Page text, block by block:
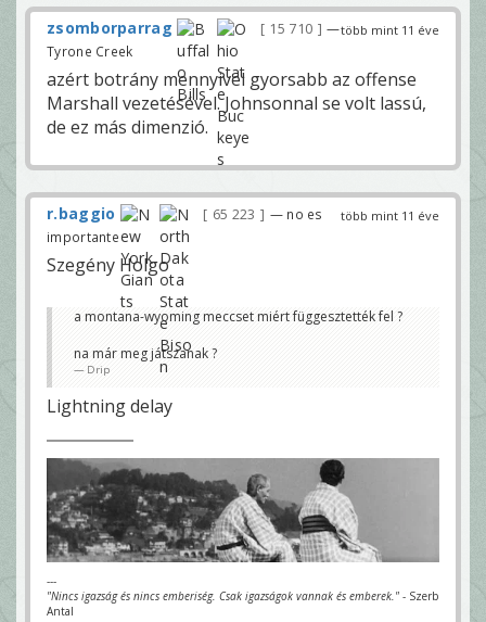
több mint 11 éve
zsomborparrag 15 710
—
Tyrone Creek
azért botrány mennyivel gyorsabb az offense
Marshall vezetésével. Johnsonnal se volt lassú,
de ez más dimenzió.
több mint 11 éve
r.baggio 65 223
— no es
importante
Szegény Holgo
a montana-wyoming meccset miért függesztették fel ?
na már meg játszanak ?
Drip
Lightning delay
---
"Nincs igazság és nincs emberiség. Csak igazságok vannak és emberek." - Szerb
Antal